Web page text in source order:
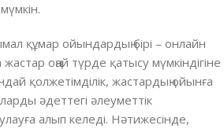
құмар ойындардың бірі – онлайн
оңай түрде қатысу мүмкіндігіне
қолжетімділік, жастардың ойынға
әдеттегі әлеуметтік
алып келеді. Нәтижесінде,